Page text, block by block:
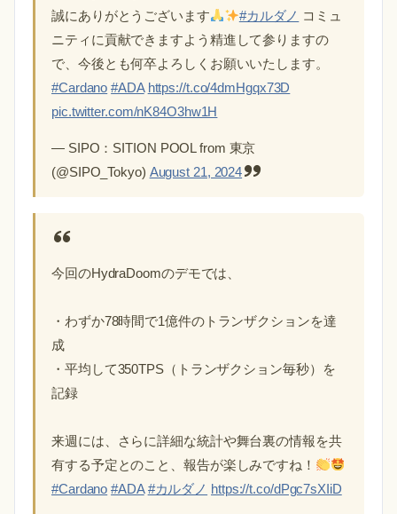
誠にありがとうございます
#カルダノ コミュ
ニティに貢献できますよう精進して参りますの
で、今後とも何卒よろしくお願いいたします。
#Cardano #ADA https://t.co/4dmHgqx73D
pic.twitter.com/nK84O3hw1H
— SIPO：SITION POOL from 東京
(@SIPO_Tokyo) August 21, 2024
今回のHydraDoomのデモでは、
・わずか78時間で1億件のトランザクションを達
成
・平均して350TPS（トランザクション毎秒）を
記録
来週には、さらに詳細な統計や舞台裏の情報を共
有する予定とのこと、報告が楽しみですね！
#Cardano #ADA #カルダノ https://t.co/dPgc7sXIiD